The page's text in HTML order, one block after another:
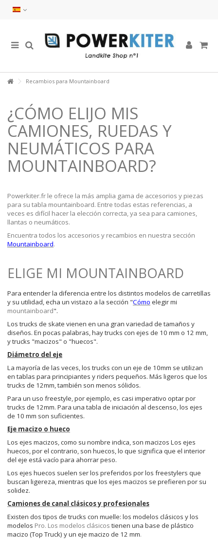
Recambios para Mountainboard
¿CÓMO ELIJO MIS
CAMIONES, RUEDAS Y
NEUMÁTICOS PARA
MOUNTAINBOARD?
Powerkiter.fr le ofrece la más amplia gama de accesorios y piezas
para su tabla mountainboard. Entre todas estas referencias, a
veces es difícil hacer la elección correcta, ya sea para camiones,
llantas o neumáticos.
Encuentra todos los accesorios y recambios en nuestra sección
Mountainboard.
ELIGE MI MOUNTAINBOARD
Para entender la diferencia entre los distintos modelos de carretillas
y su utilidad, echa un vistazo a la sección "Cómo elegir mi
mountainboard".
Los trucks de skate vienen en una gran variedad de tamaños y
diseños. En pocas palabras, hay trucks con ejes de 10 mm o 12 mm,
y trucks "macizos" o "huecos".
Diámetro del eje
La mayoría de las veces, los trucks con un eje de 10mm se utilizan
en tablas para principiantes y riders pequeños. Más ligeros que los
trucks de 12mm, también son menos sólidos.
Para un uso freestyle, por ejemplo, es casi imperativo optar por
trucks de 12mm. Para una tabla de iniciación al descenso, los ejes
de 10 mm son suficientes.
Eje macizo o hueco
Los ejes macizos, como su nombre indica, son macizos Los ejes
huecos, por el contrario, son huecos, lo que significa que el interior
del eje está vacío para ahorrar peso.
Los ejes huecos suelen ser los preferidos por los freestylers que
buscan ligereza, mientras que los ejes macizos se prefieren por su
solidez.
Camiones de canal clásicos y profesionales
Existen dos tipos de trucks con muelle: los modelos clásicos y los
modelos Pro. Los modelos clásicos tienen una base de plástico
macizo (Top Truck) y un eje macizo de 12 mm.